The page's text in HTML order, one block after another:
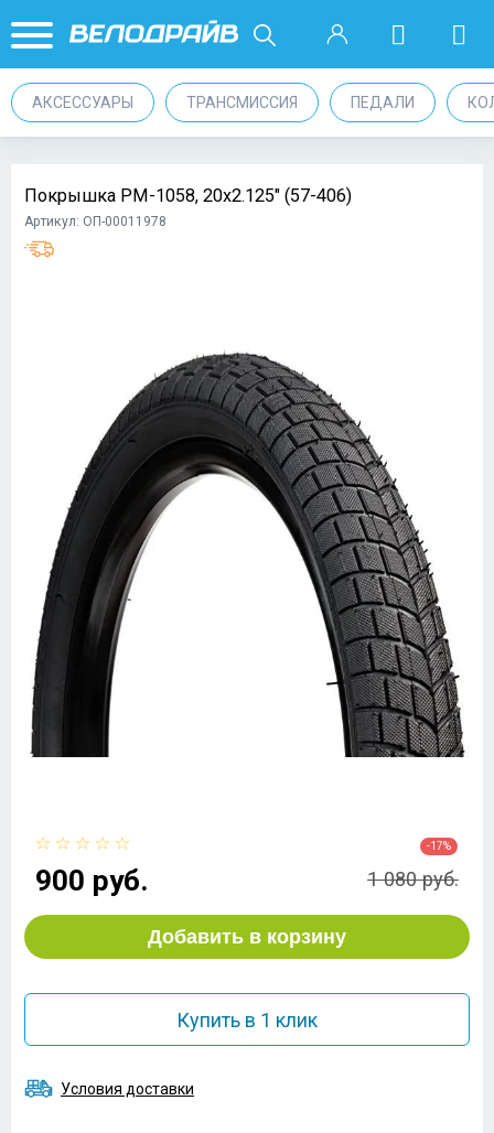
АКСЕССУАРЫ ТРАНСМИССИЯ ПЕДАЛИ
Покрышка PM-1058, 20х2.125" (57-406)
Артикул: ОП-00011978
900 руб.
-17%
1 080 руб.
Добавить в корзину
Купить в 1 клик
Условия доставки